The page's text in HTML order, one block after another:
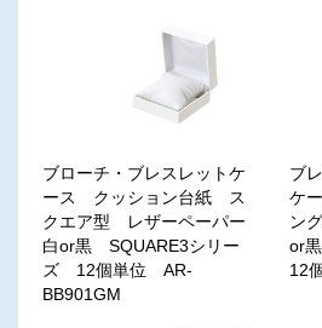
ブローチ・ブレスレットケ
ース クッション台紙 ス
クエア型 レザーペーパー
白or黒 SQUARE3シリー
ズ 12個単位 AR-
BB901GM
ブ
ケ
ン
or
12